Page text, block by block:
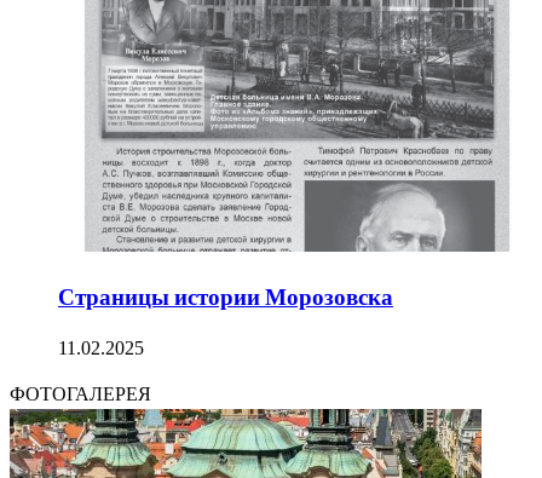
Страницы истории Морозовска
11.02.2025
ФОТОГАЛЕРЕЯ